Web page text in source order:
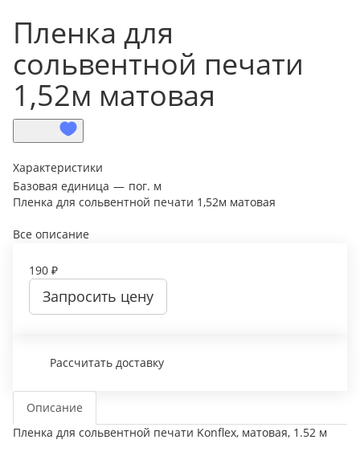
Пленка для
сольвентной печати
1,52м матовая
Характеристики
Базовая единица — пог. м
Пленка для сольвентной печати 1,52м матовая
Все описание
190 ₽
Запросить цену
Рассчитать доставку
Описание
Пленка для сольвентной печати Konflex, матовая, 1.52 м